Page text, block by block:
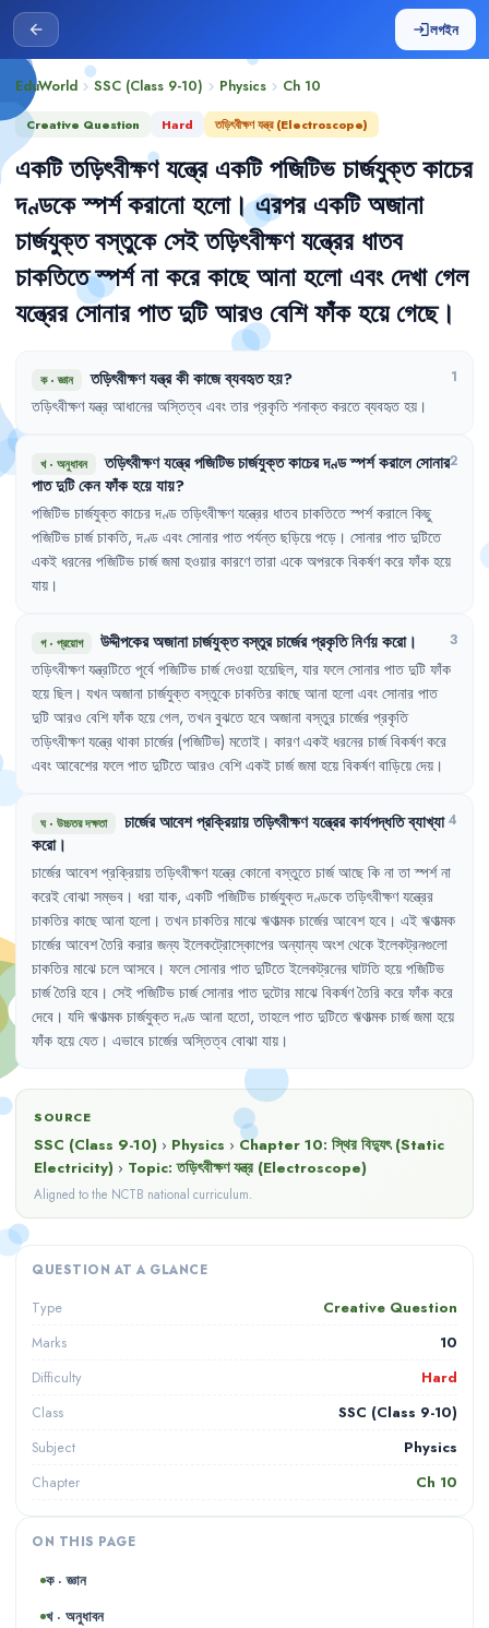
arrow_back loginলগইন
EduWorld chevron_right SSC (Class 9-10) chevron_right Physics chevron_right Ch 10
Creative Question Hard তড়িৎবীক্ষণ যন্ত্র (Electroscope)
একটি তড়িৎবীক্ষণ যন্ত্রে একটি পজিটিভ চার্জযুক্ত কাচের
দণ্ডকে স্পর্শ করানো হলো। এরপর একটি অজানা
চার্জযুক্ত বস্তুকে সেই তড়িৎবীক্ষণ যন্ত্রের ধাতব
চাকতিতে স্পর্শ না করে কাছে আনা হলো এবং দেখা গেল
যন্ত্রের সোনার পাত দুটি আরও বেশি ফাঁক হয়ে গেছে।
ক·জ্ঞান তড়িৎবীক্ষণযন্ত্রকীকাজেব্যবহৃতহয়? 1
তড়িৎবীক্ষণ যন্ত্র আধানের অস্তিত্ব এবং তার প্রকৃতি শনাক্ত করতে ব্যবহৃত হয় ।
খ· অনুধাবন তড়িৎবীক্ষণযন্ত্রেপজিটিভচার্জযুক্তকাচেরদণ্ডস্পর্শকরালেসোনার
পাতদুটিকেনফাঁকহয়েযায়?
2
পজিটিভ চার্জযুক্ত কাচের দণ্ড তড়িৎবীক্ষণ যন্ত্রের ধাতব চাকতিতে স্পর্শ করালে কিছু
পজিটিভ চার্জ চাকতি, দণ্ড এবং সোনার পাত পর্যন্ত ছড়িয়ে পড়ে । সোনার পাত দুটিতে
একই ধরনের পজিটিভ চার্জ জমা হওয়ার কারণে তারা একে অপরকে বিকর্ষণ করে ফাঁক হয়ে
যায় ।
গ· প্রয়োগ উদ্দীপকেরঅজানাচার্জযুক্তবস্তুরচার্জেরপ্রকৃতিনির্ণয়করো। 3
তড়িৎবীক্ষণ যন্ত্রটিতে পূর্বে পজিটিভ চার্জ দেওয়া হয়েছিল, যার ফলে সোনার পাত দুটি ফাঁক
হয়ে ছিল । যখন অজানা চার্জযুক্ত বস্তুকে চাকতির কাছে আনা হলো এবং সোনার পাত
দুটি আরও বেশি ফাঁক হয়ে গেল, তখন বুঝতে হবে অজানা বস্তুর চার্জের প্রকৃতি
তড়িৎবীক্ষণ যন্ত্রে থাকা চার্জের (পজিটিভ) মতোই । কারণ একই ধরনের চার্জ বিকর্ষণ করে
এবং আবেশের ফলে পাত দুটিতে আরও বেশি একই চার্জ জমা হয়ে বিকর্ষণ বাড়িয়ে দেয় ।
ঘ· উচ্চতর দক্ষতা চার্জেরআবেশপ্রক্রিয়ায়তড়িৎবীক্ষণযন্ত্রেরকার্যপদ্ধতিব্যাখ্যা
করো।
4
চার্জের আবেশ প্রক্রিয়ায় তড়িৎবীক্ষণ যন্ত্রে কোনো বস্তুতে চার্জ আছে কি না তা স্পর্শ না
করেই বোঝা সম্ভব । ধরা যাক, একটি পজিটিভ চার্জযুক্ত দণ্ডকে তড়িৎবীক্ষণ যন্ত্রের
চাকতির কাছে আনা হলো । তখন চাকতির মাঝে ঋণাত্মক চার্জের আবেশ হবে । এই ঋণাত্মক
চার্জের আবেশ তৈরি করার জন্য ইলেকট্রোস্কোপের অন্যান্য অংশ থেকে ইলেকট্রনগুলো
চাকতির মাঝে চলে আসবে । ফলে সোনার পাত দুটিতে ইলেকট্রনের ঘাটতি হয়ে পজিটিভ
চার্জ তৈরি হবে । সেই পজিটিভ চার্জ সোনার পাত দুটোর মাঝে বিকর্ষণ তৈরি করে ফাঁক করে
দেবে । যদি ঋণাত্মক চার্জযুক্ত দণ্ড আনা হতো, তাহলে পাত দুটিতে ঋণাত্মক চার্জ জমা হয়ে
ফাঁক হয়ে যেত। এভাবে চার্জের অস্তিত্ব বোঝা যায় ।
SOURCE
SSC (Class 9-10) › Physics › Chapter 10: স্থির বিদ্যুৎ (Static
Electricity) › Topic:তড়িৎবীক্ষণ যন্ত্র (Electroscope)
Aligned to the NCTB national curriculum.
QUESTION AT A GLANCE
Type Creative Question
Marks 10
Difficulty Hard
Class SSC (Class 9-10)
Subject Physics
Chapter Ch 10
ON THIS PAGE
ক · জ্ঞান
খ · অনুধাবন